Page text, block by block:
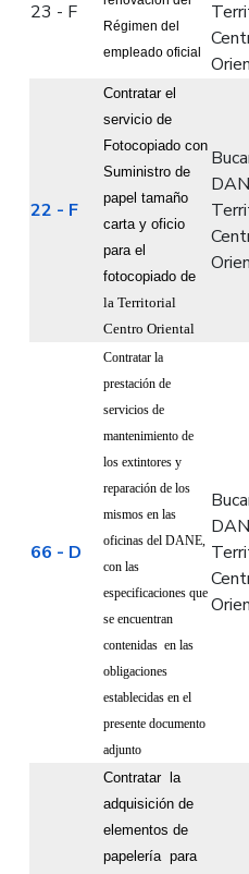
23 - F
Régimen del
empleado oficial
22 - F
Contratar el
servicio de
Fotocopiado con
Suministro de
papel tamaño
carta y oficio
para el
fotocopiado de
la Territorial
Centro Oriental
66 - D
Contratar la
prestación de
servicios de
mantenimiento de
los extintores y
reparación de los
mismos en las
oficinas del DANE,
con las
especificaciones que
se encuentran
contenidas en las
obligaciones
establecidas en el
presente documento
adjunto
Contratar
la
adquisición de
elementos de
papelería para